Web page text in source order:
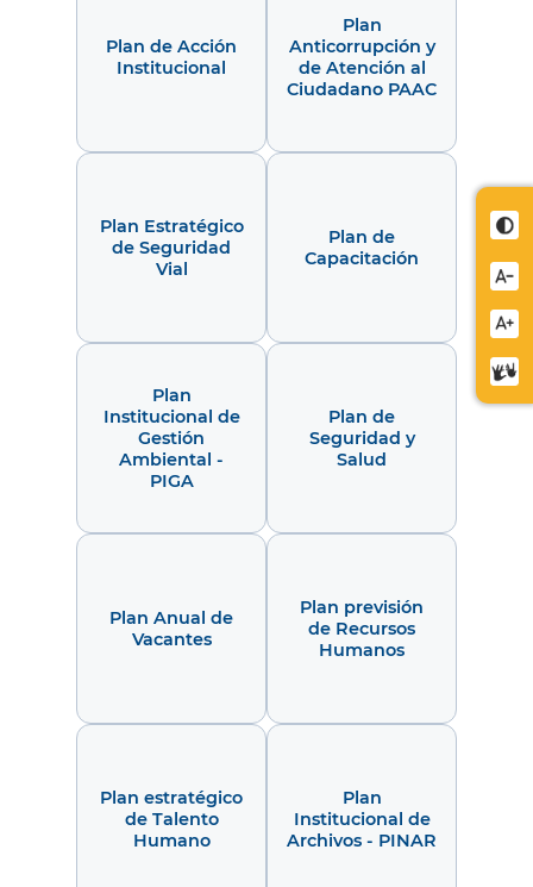
de
Plan de Acción
Institucional
Plan
Anticorrupción y
de Atención al
Ciudadano PAAC
Plan Estratégico
de Seguridad
Vial
Plan de
Capacitación
Plan
Institucional de
Gestión
Ambiental -
PIGA
Plan de
Seguridad y
Salud
Plan Anual de
Vacantes
Plan previsión
de Recursos
Humanos
Plan estratégico
de Talento
Humano
Plan
Institucional de
Archivos - PINAR